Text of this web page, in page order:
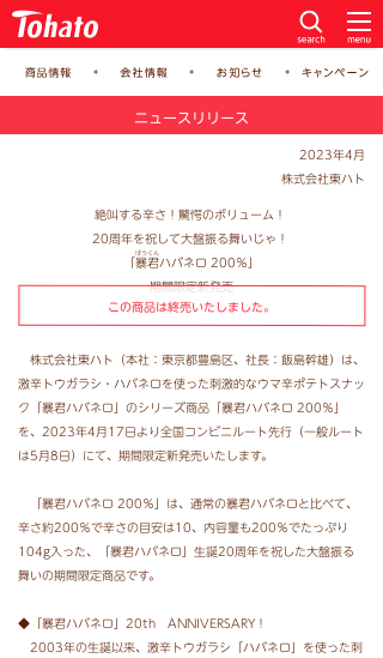
ニュースリリース
2023年4月
株式会社東ハト
絶叫する辛さ！驚愕のボリューム！
20周年を祝して大盤振る舞いじゃ！
「暴君
ぼうくん
ハバネロ 200％」
期間限定新発売
この商品は終売いたしました。
株式会社東ハト（本社：東京都豊島区、社長：飯島幹雄）は、
激辛トウガラシ・ハバネロを使った刺激的なウマ辛ポテトスナッ
ク「暴君ハバネロ」のシリーズ商品「暴君ハバネロ 200％」
を、2023年4月17日より全国コンビニルート先行（一般ルート
は5月8日）にて、期間限定新発売いたします。
「暴君ハバネロ 200％」は、通常の暴君ハバネロと比べて、
辛さ約200％で辛さの目安は10、内容量も200％でたっぷり
104g入った、「暴君ハバネロ」生誕20周年を祝した大盤振る
舞いの期間限定商品です。
◆「暴君ハバネロ」20th ANNIVERSARY！
2003年の生誕以来、激辛トウガラシ「ハバネロ」を使った刺